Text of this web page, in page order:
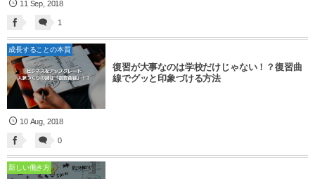
11 Sep 2018
1
成長することの本質
復習が大事なのは学校だけじゃない！？復習曲
線でグッと印象づける方法
10 Aug 2018
0
新しい働き方